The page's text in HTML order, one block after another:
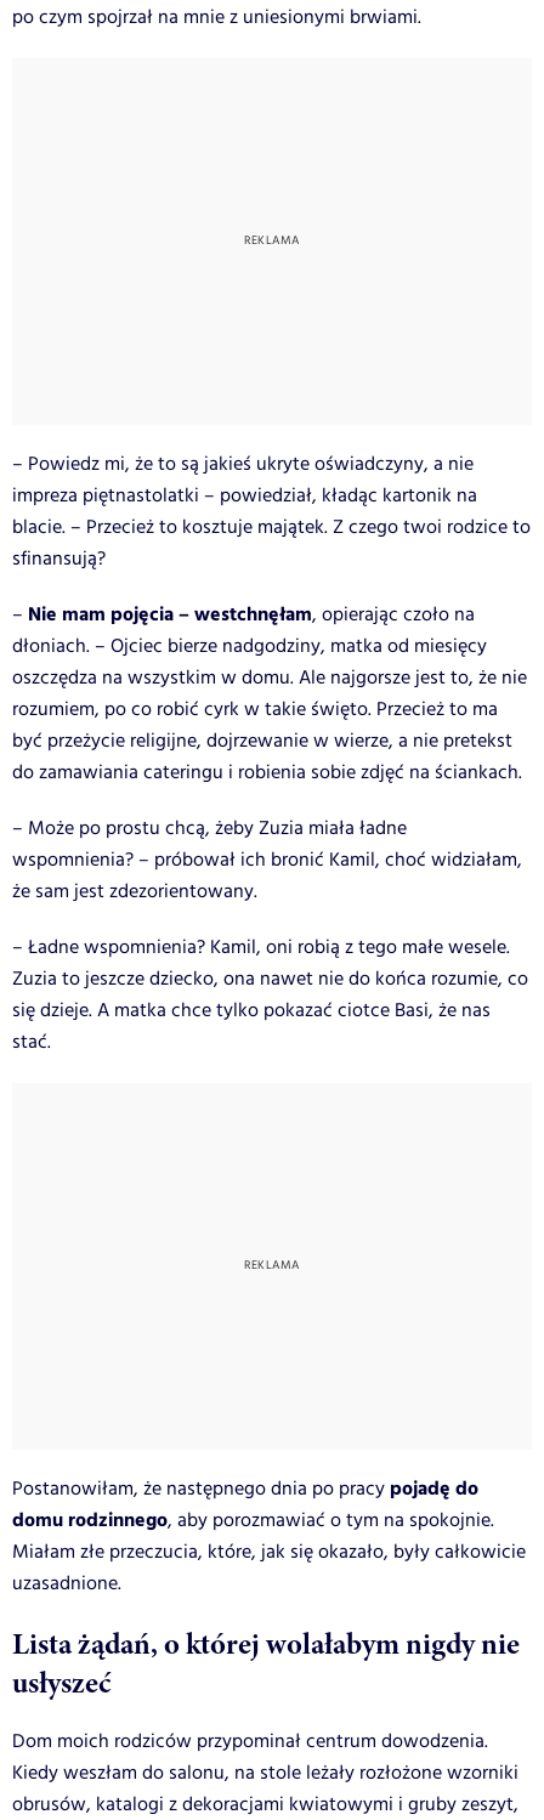
po czym spojrzał na mnie z uniesionymi brwiami.
– Powiedz mi, że to są jakieś ukryte oświadczyny, a nie
impreza piętnastolatki – powiedział, kładąc kartonik na
blacie. – Przecież to kosztuje majątek. Z czego twoi rodzice to
sfinansują?
– Nie mam pojęcia – westchnęłam, opierając czoło na
dłoniach. – Ojciec bierze nadgodziny, matka od miesięcy
oszczędza na wszystkim w domu. Ale najgorsze jest to, że nie
rozumiem, po co robić cyrk w takie święto. Przecież to ma
być przeżycie religijne, dojrzewanie w wierze, a nie pretekst
do zamawiania cateringu i robienia sobie zdjęć na ściankach.
– Może po prostu chcą, żeby Zuzia miała ładne
wspomnienia? – próbował ich bronić Kamil, choć widziałam,
że sam jest zdezorientowany.
– Ładne wspomnienia? Kamil, oni robią z tego małe wesele.
Zuzia to jeszcze dziecko, ona nawet nie do końca rozumie, co
się dzieje. A matka chce tylko pokazać ciotce Basi, że nas
stać.
Postanowiłam, że następnego dnia po pracy pojadę do
domu rodzinnego, aby porozmawiać o tym na spokojnie.
Miałam złe przeczucia, które, jak się okazało, były całkowicie
uzasadnione.
Lista żądań, o której wolałabym nigdy nie
usłyszeć
Dom moich rodziców przypominał centrum dowodzenia.
Kiedy weszłam do salonu, na stole leżały rozłożone wzorniki
obrusów, katalogi z dekoracjami kwiatowymi i gruby zeszyt,